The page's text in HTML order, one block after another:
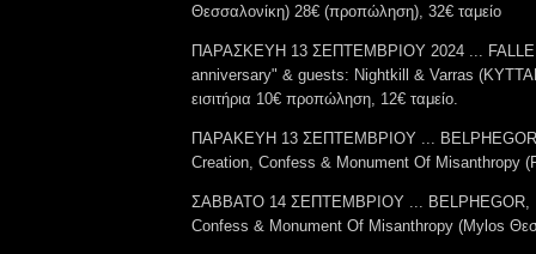
Θεσσαλονίκη) 28€ (προπώληση), 32€ ταμείο
ΠΑΡΑΣΚΕΥΗ 13 ΣΕΠΤΕΜΒΡΙΟΥ 2024 ...
anniversary" & guests: Nightkill & Varras
εισιτήρια 10€ προπώληση, 12€ ταμείο.
ΠΑΡΑΚΕΥΗ 13 ΣΕΠΤΕΜΒΡΙΟΥ ...
Creation, Confess & Monument Of Misanthropy
ΣΑΒΒΑΤΟ 14 ΣΕΠΤΕΜΒΡΙΟΥ ... BELPHEGOR,
Confess & Monument Of Misanthropy (Mylos